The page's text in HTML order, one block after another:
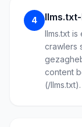
4
llms.txt
crawlers
content
(/llms.txt).